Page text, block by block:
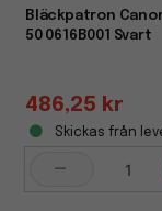
Bläckpatron
50 0616B001 Svart
486,25 kr
Skickas från
-